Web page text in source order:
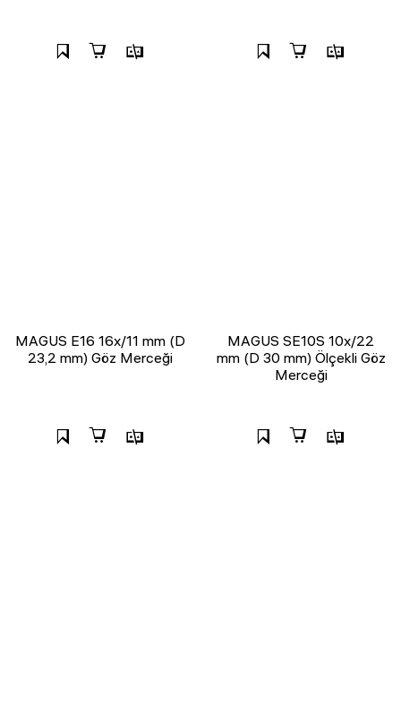
MAGUS E16 16х/11 mm (D
23,2 mm) Göz Merceği
MAGUS SE10S 10х/22
mm (D 30 mm) Ölçekli Göz
Merceği